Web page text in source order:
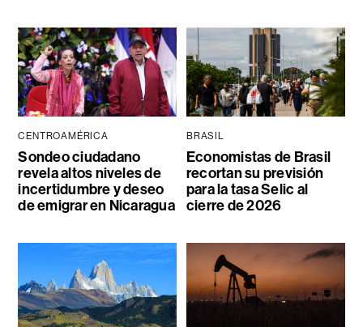
CENTROAMÉRICA
Sondeo ciudadano
revela altos niveles de
incertidumbre y deseo
de emigrar en Nicaragua
BRASIL
Economistas de Brasil
recortan su previsión
para la tasa Selic al
cierre de 2026